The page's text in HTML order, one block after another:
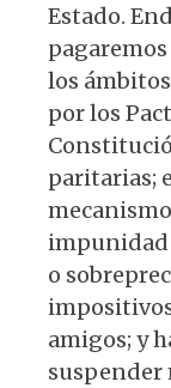
Estado.
los
por los
paritarias;
impunidad
o
amigos; y
suspender